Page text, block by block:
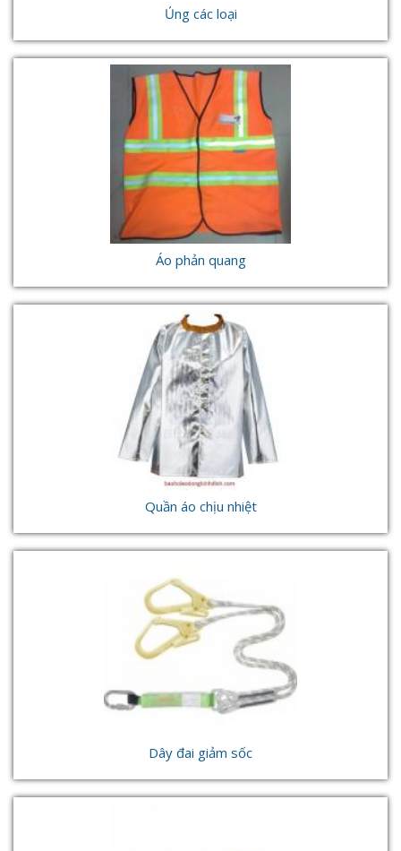
Ủng các loại
Áo phản quang
Quần áo chịu nhiệt
Dây đai giảm sốc